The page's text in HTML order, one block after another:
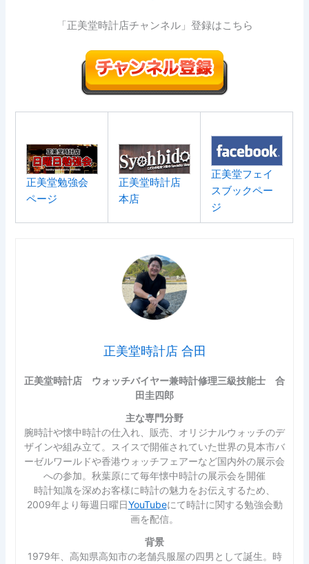
「正美堂時計店チャンネル」登録はこちら
正美堂勉強会
ページ
正美堂時計店
本店
正美堂フェイ
スブックペー
ジ
正美堂時計店 合田
正美堂時計店 ウォッチバイヤー兼時計修理三級技能士 合
田圭四郎
主な専門分野
腕時計や懐中時計の仕入れ、販売、オリジナルウォッチのデ
ザインや組み立て。スイスで開催されていた世界の見本市バ
ーゼルワールドや香港ウォッチフェアーなど国内外の展示会
への参加。秋葉原にて毎年懐中時計の展示会を開催
時計知識を深めお客様に時計の魅力をお伝えするため、
2009年より毎週日曜日YouTubeにて時計に関する勉強会動
画を配信。
背景
1979年、高知県高知市の老舗呉服屋の四男として誕生。時